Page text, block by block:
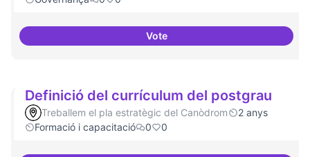
Votedecidim.canodrom
Definició del currículum del postgrau
Treballem el pla estratègic del Canòdrom
2 anys
Formació i capacitació
0 0